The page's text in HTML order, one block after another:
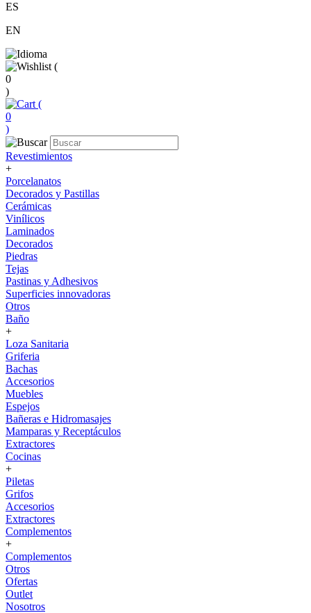
ES
EN
(
0
)
(
0
)
Revestimientos
+
Porcelanatos
Decorados y Pastillas
Cerámicas
Vinílicos
Laminados
Decorados
Piedras
Tejas
Pastinas y Adhesivos
Superficies innovadoras
Otros
Baño
+
Loza Sanitaria
Griferia
Bachas
Accesorios
Muebles
Espejos
Bañeras e Hidromasajes
Mamparas y Receptáculos
Extractores
Cocinas
+
Piletas
Grifos
Accesorios
Extractores
Complementos
+
Complementos
Otros
Ofertas
Outlet
Nosotros